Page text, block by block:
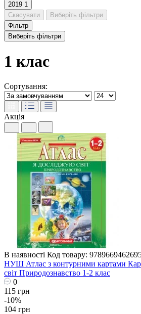
2019 1
Скасувати
Виберіть фільтри
Фільтр
Виберіть фільтри
1 клас
Сортування:
Акція
В наявності Код товару:
НУШ Атлас з контурними картами
світ Природознавство 1-2 клас
0
115 грн
-10%
104 грн